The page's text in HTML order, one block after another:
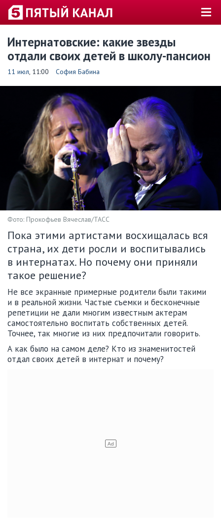
Интернатовские: какие звезды
отдали своих детей в школу-пансион
11 июл, 11:00 София Бабина
Фото: Прокофьев Вячеслав/ТАСС
Пока этими артистами восхищалась вся
страна, их дети росли и воспитывались
в интернатах. Но почему они приняли
такое решение?
Не все экранные примерные родители были такими
и в реальной жизни. Частые съемки и бесконечные
репетиции не дали многим известным актерам
самостоятельно воспитать собственных детей.
Точнее, так многие из них предпочитали говорить.
А как было на самом деле? Кто из знаменитостей
отдал своих детей в интернат и почему?